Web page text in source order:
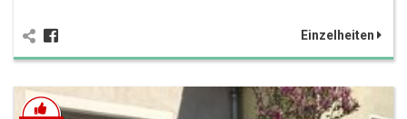
Einzelheiten